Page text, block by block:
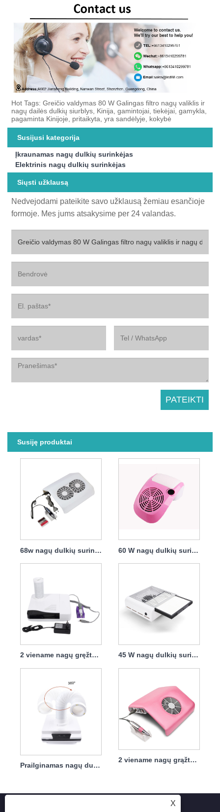
Hot Tags: Greičio valdymas 80 W Galingas filtro nagų valiklis ir
nagų dailės dulkių siurblys, Kinija, gamintojai, tiekėjai, gamykla,
pagaminta Kinijoje, pritaikyta, yra sandėlyje, kokybė
Susijusi kategorija
Įkraunamas nagų dulkių surinkėjas
Elektrinis nagų dulkių surinkėjas
Siųsti užklausą
Nedvejodami pateikite savo užklausą žemiau esančioje
formoje. Mes jums atsakysime per 24 valandas.
Susiję produktai
68w nagų dulkių surinkimo ventiliatorius su filtru 60 W nagų dulkių surinkėjas su įmontuotu maišeliu, kurį lengva surinkti
2 viename nagų gręžtuvas Dust Collector Professional 30000rpm 60w 45 W nagų dulkių surinkėjas, didelis siurbimas su filtru
Prailginamas nagų dulkių surinkėjas su filtru 40w
2 viename nagų grąžtas Dust Collector Professional 30000rpm 40w
X